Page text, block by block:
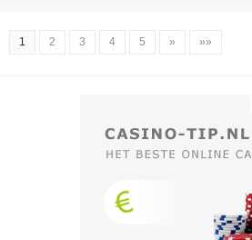
1 2 3 4 5 » »»